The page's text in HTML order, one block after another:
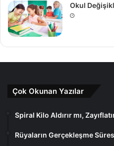
Okul
Çok Okunan Yazılar
Spiral Kilo Aldırır mı,
Rüyaların Gerçekleşme